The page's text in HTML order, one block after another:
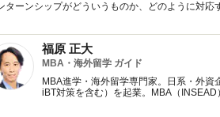
ターンシップがどういうものか、どのように対応
福原 正大
MBA・海外留学 ガイド
MBA進学・海外留学専門家。日系・外
iBT対策を含む）を起業。MBA（INSEAD